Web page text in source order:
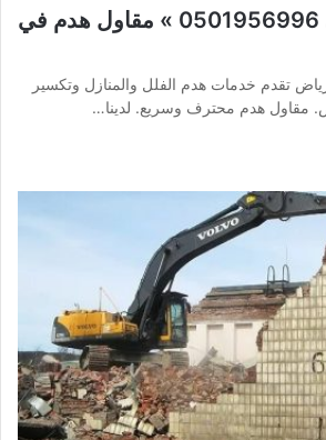
شركة هدم مباني 0501956996 » مقاول هدم في
تقدم خدمات هدم الفلل والمنازل وتكسير
مقاول هدم محترف وسريع. لدينا…